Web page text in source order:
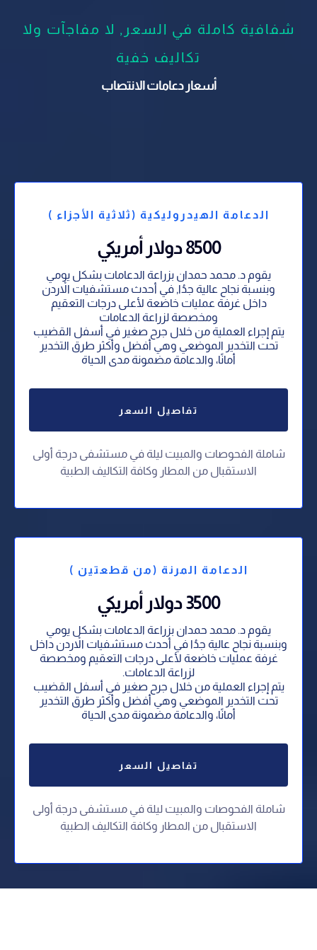
شفافية كاملة في السعر, لا مفاجآت ولا
تكاليف خفية
أسعار دعامات الانتصاب
الدعامة الهيدروليكية (ثلاثية الأجزاء )
8500 دولار أمريكي
يقوم د. محمد حمدان بزراعة الدعامات بشكل يومي
وبنسبة نجاح عالية جدُا, في أحدث مستشفيات الاْردن
داخل غرفة عمليات خاضعة لأعلى درجات التعقيم
ومخصصة لزراعة الدعامات
يتم إجراء العملية من خلال جرح صغير في أسفل القضيب
تحت التخدير الموضعي وهي أفضل وأكثر طرق التخدير
أمانًا، والدعامة مضمونة مدى الحياة
تفاصيل السعر
شاملة الفحوصات والمبيت ليلة في مستشفى درجة أولى
⁠الاستقبال من المطار وكافة التكاليف الطبية
الدعامة المرنة (من قطعتين )
3500 دولار أمريكي
يقوم د. محمد حمدان بزراعة الدعامات بشكل يومي
وبنسبة نجاح عالية جدُا في أحدث مستشفيات الاْردن داخل
غرفة عمليات خاضعة لأعلى درجات التعقيم ومخصصة
لزراعة الدعامات.
يتم إجراء العملية من خلال جرح صغير في أسفل القضيب
تحت التخدير الموضعي وهي أفضل وأكثر طرق التخدير
أمانًا، والدعامة مضمونة مدى الحياة
تفاصيل السعر
شاملة الفحوصات والمبيت ليلة في مستشفى درجة أولى
⁠الاستقبال من المطار وكافة التكاليف الطبية